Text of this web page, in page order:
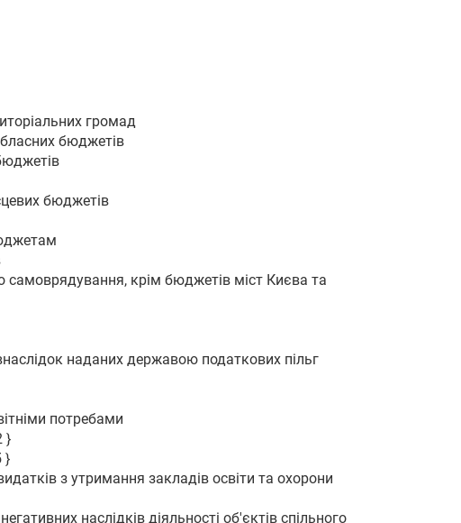
громад
бюджетів
бюджетів
самоврядування, крім бюджетів міст Києва та
наданих державою податкових пільг
потребами
}
}
з утримання закладів освіти та охорони
наслідків діяльності об'єктів спільного